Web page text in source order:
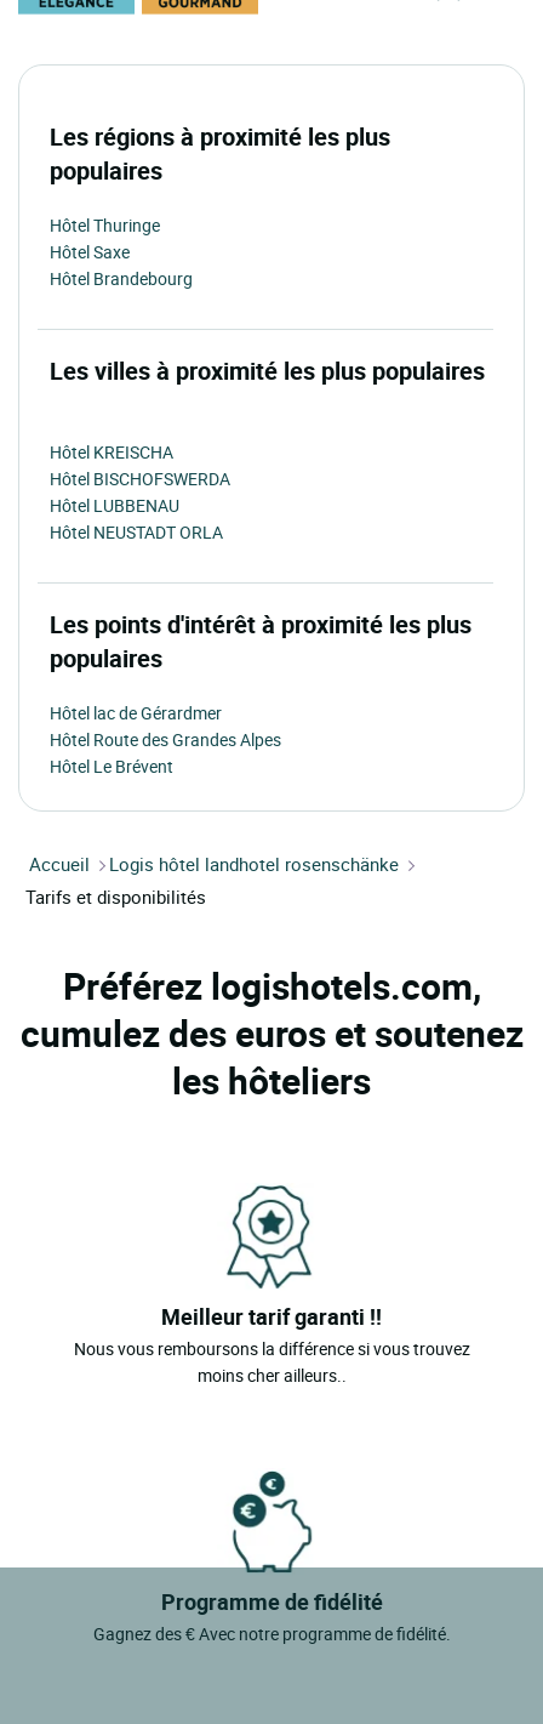
Les régions à proximité les plus
populaires
Hôtel Thuringe
Hôtel Saxe
Hôtel Brandebourg
Les villes à proximité les plus populaires
Hôtel KREISCHA
Hôtel BISCHOFSWERDA
Hôtel LUBBENAU
Hôtel NEUSTADT ORLA
Les points d'intérêt à proximité les plus
populaires
Hôtel lac de Gérardmer
Hôtel Route des Grandes Alpes
Hôtel Le Brévent
Accueil
Logis hôtel landhotel rosenschänke
Tarifs et disponibilités
Préférez logishotels.com,
cumulez des euros et soutenez
les hôteliers
Meilleur tarif garanti !!
Nous vous remboursons la différence si vous trouvez
moins cher ailleurs..
Programme de fidélité
Gagnez des € Avec notre programme de fidélité.